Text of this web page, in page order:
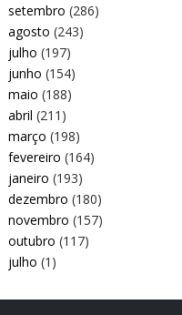
setembro (286)
agosto (243)
julho (197)
junho (154)
maio (188)
abril (211)
março (198)
fevereiro (164)
janeiro (193)
dezembro (180)
novembro (157)
outubro (117)
julho (1)